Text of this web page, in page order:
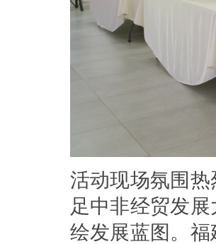
活动现场氛围
足中非经贸发
绘发展蓝图。